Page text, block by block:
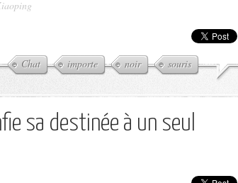
Chat importe noir souris
sa destinée à un seul